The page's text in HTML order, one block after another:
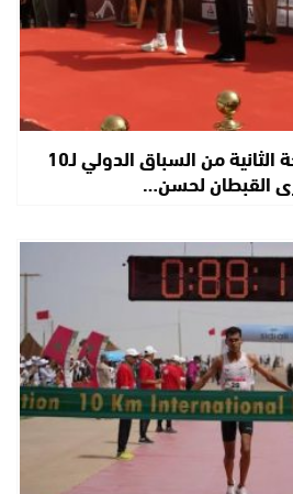
الدشيرة تحتضن النسخة الثانية من السباق الدولي لـ10
القبطان لحسن…